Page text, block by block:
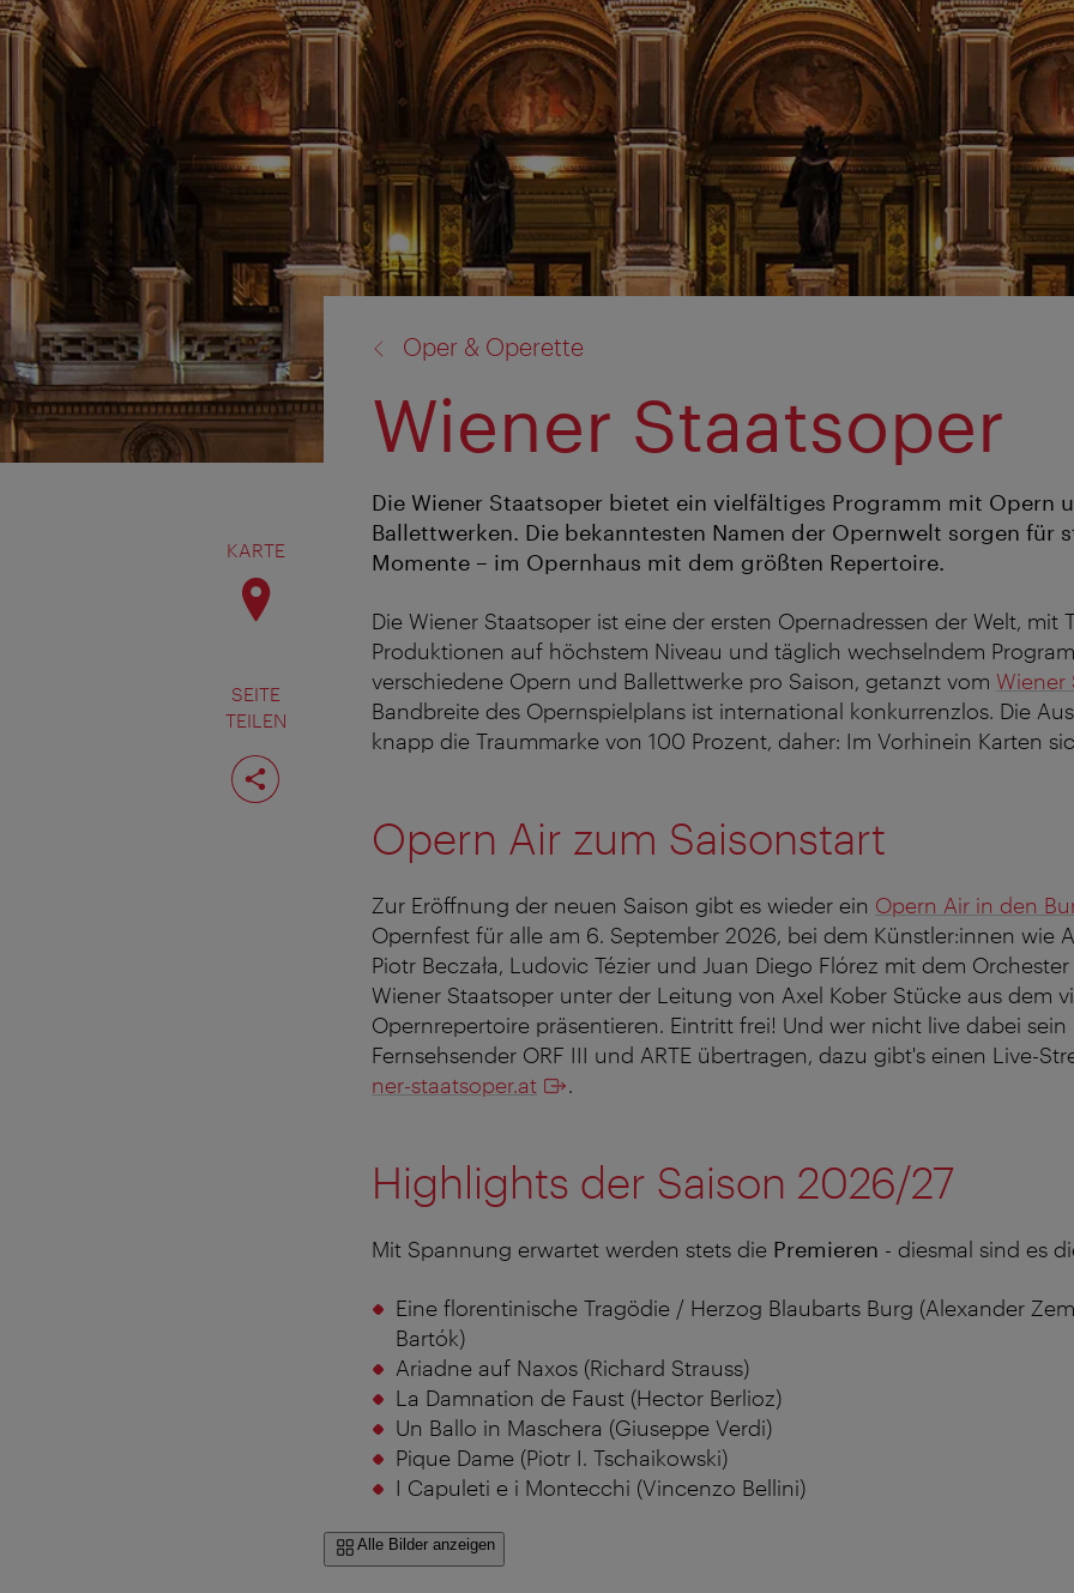
KARTE
SEITE
TEILEN
Seite
teilen
Oper & Operette
Wiener Staatsoper
Die Wiener Staatsoper bietet ein vielfältiges Programm mit Opern
Ballettwerken. Die bekanntesten Namen der Opernwelt sorgen für
Momente – im Opernhaus mit dem größten Repertoire.
Die Wiener Staatsoper ist eine der ersten Opernadressen der Welt, mit
Produktionen auf höchstem Niveau und täglich wechselndem
verschiedene Opern und Ballettwerke pro Saison, getanzt vom Wiener
Bandbreite des Opernspielplans ist international konkurrenzlos. Die
knapp die Traummarke von 100 Prozent, daher: Im Vorhinein Karten
Opern Air zum Saisonstart
Zur Eröffnung der neuen Saison gibt es wieder ein Opern Air in den
Opernfest für alle am 6. September 2026, bei dem Künstler:innen wie
Piotr Beczała, Ludovic Tézier und Juan Diego Flórez mit dem
Wiener Staatsoper unter der Leitung von Axel Kober Stücke aus dem
Opernrepertoire präsentieren. Eintritt frei! Und wer nicht live dabei sein
Fernsehsender ORF III und ARTE übertragen, dazu gibt's einen Live-
ner-staats­oper.at
.
Highlights der Saison 2026/27
Mit Spannung erwartet werden stets die Premieren - diesmal sind es
Eine florentinische Tragödie / Herzog Blaubarts Burg (Alexander
Bartók)
Ariadne auf Naxos (Richard Strauss)
La Damnation de Faust (Hector Berlioz)
Un Ballo in Maschera (Giuseppe Verdi)
Pique Dame (Piotr I. Tschaikowski)
I Capuleti e i Montecchi (Vincenzo Bellini)
Alle Bilder anzeigen